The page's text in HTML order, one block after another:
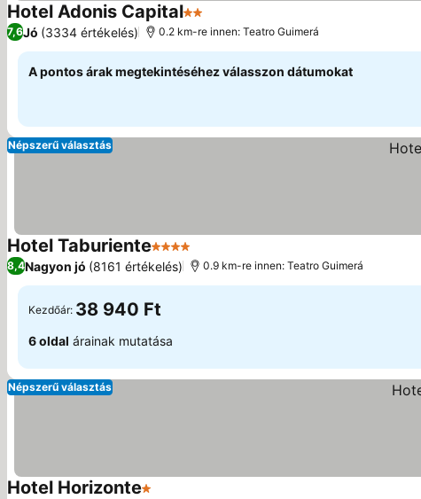
Hotel Adonis Capital2 Kategória
7,6Jó (3334 értékelés) 0.2 km-re innen: Teatro Guimerá
A pontos árak megtekintéséhez válasszon dátumokat
Népszerű választás
Hotel Taburiente4 KategóriaÁrak megjelenítése
8,4Nagyon jó (8161 értékelés) 0.9 km-re innen: Teatro Guimerá
Kezdőár: 38 940 Ft
6 oldal árainak mutatása
Népszerű választás
Hotel Horizonte